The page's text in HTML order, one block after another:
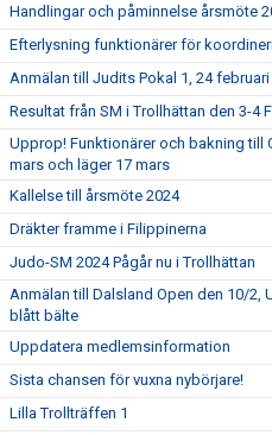
Handlingar och påminnelse årsmöte
Efterlysning funktionärer för
Anmälan till Judits Pokal 1, 24
Resultat från SM i Trollhättan den 3-4
Upprop! Funktionärer och bakning till
mars och läger 17 mars
Kallelse till årsmöte 2024
Dräkter framme i Filippinerna
Judo-SM 2024 Pågår nu i Trollhättan
Anmälan till Dalsland Open den 10/2,
blått bälte
Uppdatera medlemsinformation
Sista chansen för vuxna nybörjare!
Lilla Trollträffen 1